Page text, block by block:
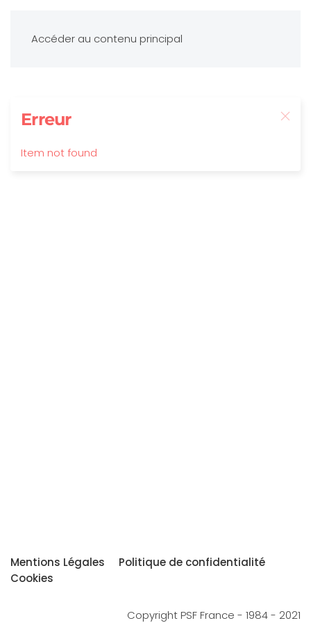
Accéder au contenu principal
Erreur
Item not found
Mentions Légales
Politique de confidentialité
Cookies
Copyright PSF France - 1984 - 2021